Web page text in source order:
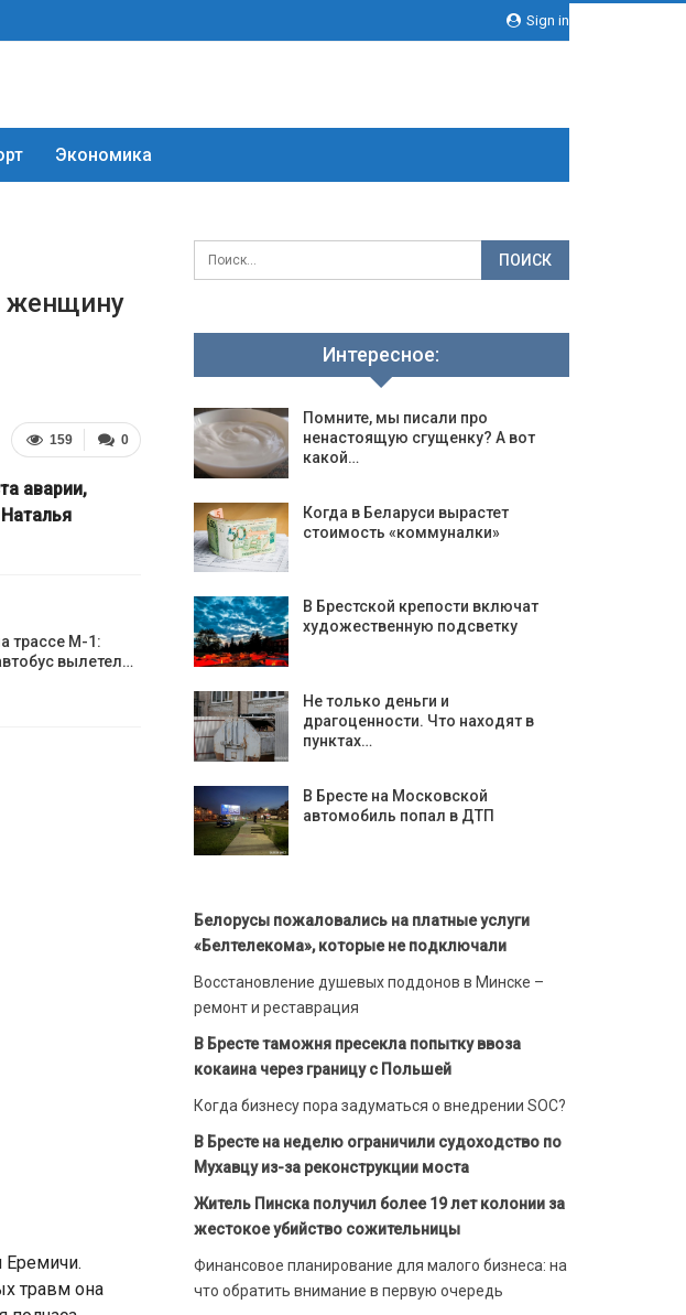
Sign in
Экономика
женщину
0
159
аварии,
трассе М-1:
вылетел…
Еремичи.
травм она
Интересное:
Помните, мы писали про
ненастоящую сгущенку? А вот
какой…
Когда в Беларуси вырастет
стоимость «коммуналки»
В Брестской крепости включат
художественную подсветку
Не только деньги и
драгоценности. Что находят в
пунктах…
В Бресте на Московской
автомобиль попал в ДТП
Белорусы пожаловались на платные услуги
«Белтелекома», которые не подключали
Восстановление душевых поддонов в Минске –
ремонт и реставрация
В Бресте таможня пресекла попытку ввоза
кокаина через границу с Польшей
Когда бизнесу пора задуматься о внедрении SOC?
В Бресте на неделю ограничили судоходство по
Мухавцу из-за реконструкции моста
Житель Пинска получил более 19 лет колонии за
жестокое убийство сожительницы
Финансовое планирование для малого бизнеса: на
что обратить внимание в первую очередь